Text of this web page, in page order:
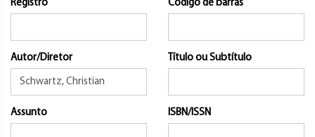
Registro Código de barras
Autor/Diretor Título ou Subtítulo
Assunto ISBN/ISSN